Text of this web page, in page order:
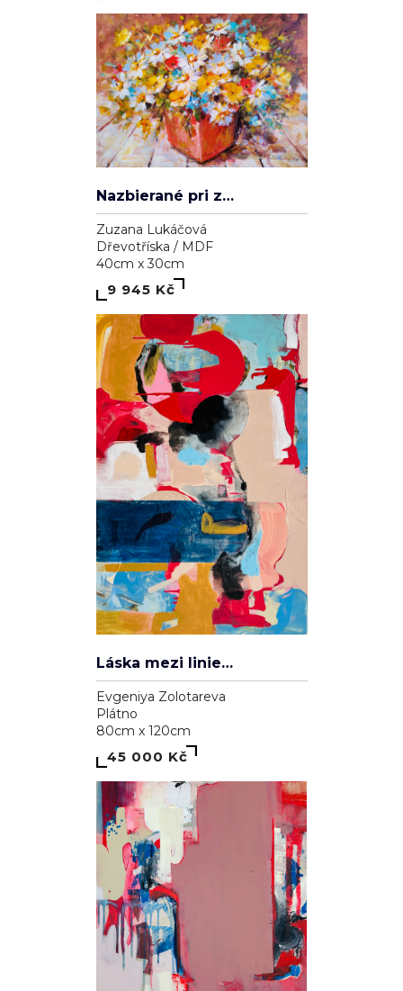
Nazbierané pri západe slnka
Zuzana Lukáčová
Dřevotříska / MDF
40cm x 30cm
9 945 Kč
Láska mezi liniemi
Evgeniya Zolotareva
Plátno
80cm x 120cm
45 000 Kč